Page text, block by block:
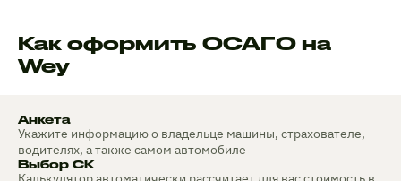
Как оформить ОСАГО на
Wey
Анкета
Укажите информацию о владельце машины, страхователе,
водителях, а также самом автомобиле
Выбор СК